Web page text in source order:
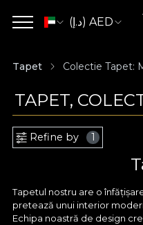
(د.إ) AED
Tapet Colectie Tapet:
TAPET,
Refine by 1
Tapetul nostru are o
pretează unui interior
Echipa noastră de design